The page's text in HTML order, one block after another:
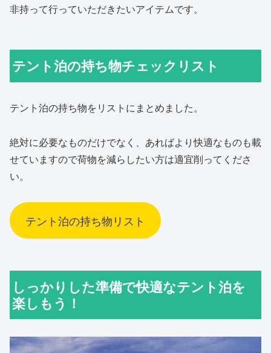
非持って行っていただきたいアイテムです。
テント泊の持ち物チェックリスト
テント泊の持ち物をリストにまとめました。
絶対に必要なものだけでなく、あればより快適なものも載
せていますので荷物を減らしたい方は適宜削ってくださ
い。
テント泊の持ち物リスト
しっかりした準備で快適なテント泊を
楽しもう！